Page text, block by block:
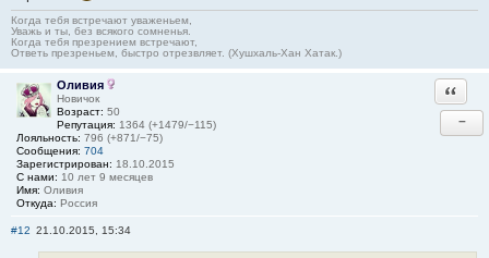
Когда тебя встречают уваженьем,
Уважь и ты, без всякого сомненья.
Когда тебя презрением встречают,
Ответь презреньем, быстро отрезвляет. (Хушхаль-Хан Хатак.)
Оливия
Новичок
Возраст: 50
Репутация: 1364 (+1479/−115)
Лояльность: 796 (+871/−75)
Сообщения: 704
Зарегистрирован: 18.10.2015
С нами: 10 лет 9 месяцев
Имя: Оливия
Откуда: Россия
−
#12 21.10.2015, 15:34